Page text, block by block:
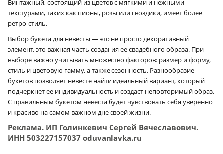
Винтажный, состоящий из цветов с мягкими и нежными
текстурами, таких как пионы, розы или гвоздики, имеет более
ретро-стиль.
Выбор букета для невесты — это не просто декоративный
элемент, это важная часть создания ее свадебного образа. При
выборе важно учитывать множество факторов: размер и форму,
стиль и цветовую гамму, а также сезонность. Разнообразие
букетов позволяет невесте найти идеальный вариант, который
подчеркнет ее индивидуальность и создаст неповторимый образ.
С правильным букетом невеста будет чувствовать себя уверенно
и красиво на самом важном дне своей жизни.
Реклама. ИП Голинкевич Сергей Вячеславович.
ИНН 503227157037 oduvanlavka.ru